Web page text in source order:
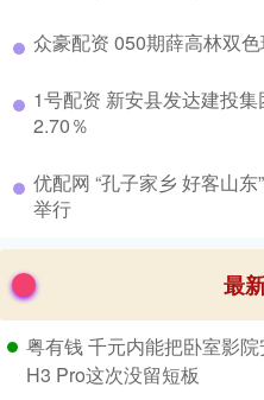
众豪配资 050期薛高林双
​1号配资 新安县发达建投
2.70％
优配网 “孔子家乡 好客山
举行
最
粤有钱 千元内能把卧室影
H3 Pro这次没留短板